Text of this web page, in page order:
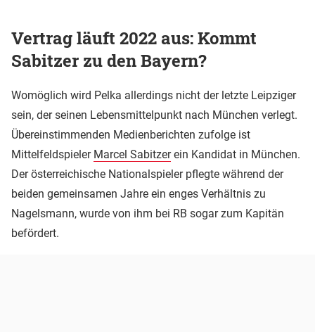
Vertrag läuft 2022 aus: Kommt
Sabitzer zu den Bayern?
Womöglich wird Pelka allerdings nicht der letzte Leipziger
sein, der seinen Lebensmittelpunkt nach München verlegt.
Übereinstimmenden Medienberichten zufolge ist
Mittelfeldspieler Marcel Sabitzerein Kandidat in München.
Der österreichische Nationalspieler pflegte während der
beiden gemeinsamen Jahre ein enges Verhältnis zu
Nagelsmann, wurde von ihm bei RB sogar zum Kapitän
befördert.